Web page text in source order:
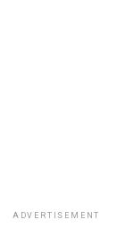
ADVERTISEMENT